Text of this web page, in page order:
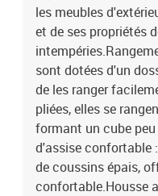
l x H) Chaise : Couleur :
de poudre Dimensions :
siège : 45,5 x 38 cm (l x P)
Hauteur des accoudoirs à
gris foncé Matériau de la
Matériau de remplissage :
chaise : 76 x 46 x 2 cm (L x
jardin 8 x chaise de jardin8
housse amovible et lavable
les meubles
et de ses propriétés
sont dotées d'un
de les ranger
pliées, elles se
formant un cube
d'assise confortable
de coussins épais,
confortable.Housse